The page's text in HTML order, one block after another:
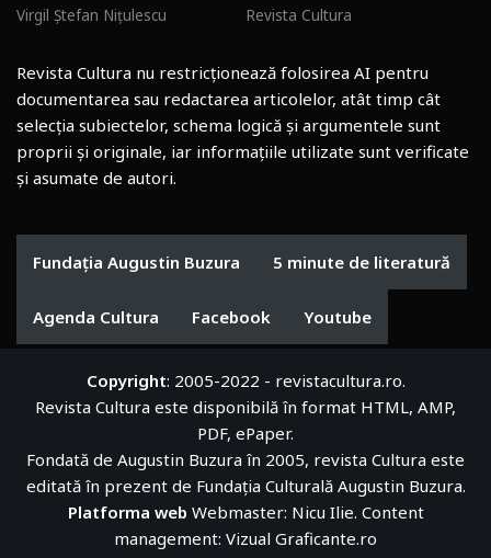
Virgil Ștefan Nițulescu Revista Cultura
Revista Cultura nu restricționează folosirea AI pentru
documentarea sau redactarea articolelor, atât timp cât
selecția subiectelor, schema logică și argumentele sunt
proprii și originale, iar informațiile utilizate sunt verificate
și asumate de autori.
Fundația Augustin Buzura 5 minute de literatură
Agenda Cultura Facebook Youtube
Copyright: 2005-2022 - revistacultura.ro.
Revista Cultura este disponibilă în format HTML, AMP,
PDF, ePaper.
Fondată de Augustin Buzura în 2005, revista Cultura este
editată în prezent de Fundația Culturală Augustin Buzura.
Platforma web Webmaster: Nicu Ilie. Content
management: Vizual Graficante.ro